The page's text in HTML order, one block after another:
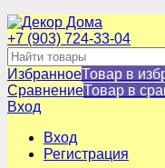
+7 (903) 724-33-04
ИзбранноеТовар в
СравнениеТовар в
Вход
Вход
Регистрация